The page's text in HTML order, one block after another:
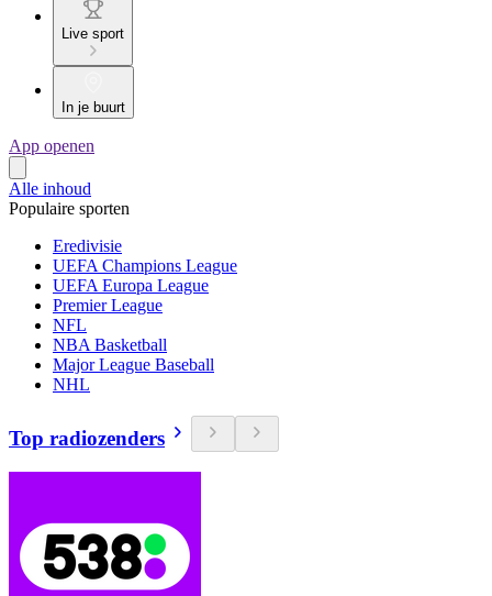
Live sport
In je buurt
App openen
Alle inhoud
Populaire sporten
Eredivisie
UEFA Champions League
UEFA Europa League
Premier League
NFL
NBA Basketball
Major League Baseball
NHL
Top radiozenders